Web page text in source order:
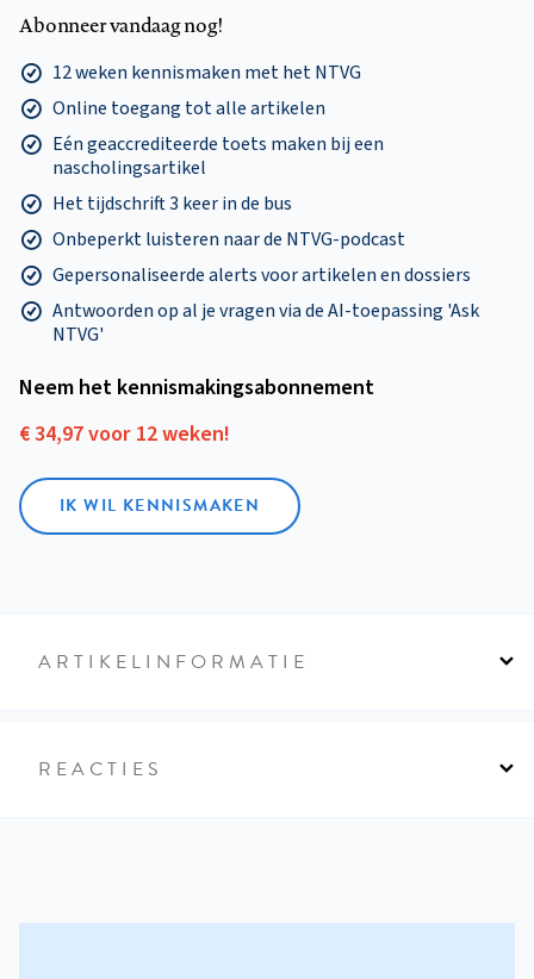
Abonneer vandaag nog!
12 weken kennismaken met het NTVG
Online toegang tot alle artikelen
Eén geaccrediteerde toets maken bij een
nascholingsartikel
Het tijdschrift 3 keer in de bus
Onbeperkt luisteren naar de NTVG-podcast
Gepersonaliseerde alerts voor artikelen en dossiers
Antwoorden op al je vragen via de AI-toepassing 'Ask
NTVG'
Neem het kennismakings­abonnement
€ 34,97 voor 12 weken!
IK WIL KENNISMAKEN
ARTIKELINFORMATIE
REACTIES